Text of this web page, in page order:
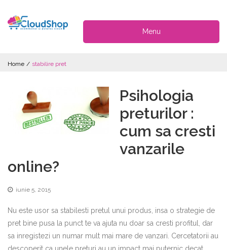
Menu
Home / stabilire pret
Psihologia
preturilor :
cum sa cresti
vanzarile
online?
iunie 5, 2015
Nu este usor sa stabilesti pretul unui produs, insa o strategie de
pret bine pusa la punct te va ajuta nu doar sa cresti profitul, dar
sa inregistezi un numar mult mai mare de vanzari. Cercetatorii au